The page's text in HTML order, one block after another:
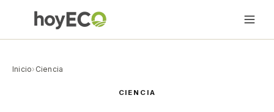
Inicio› Ciencia
CIENCIA